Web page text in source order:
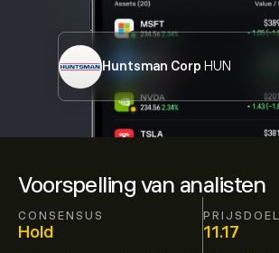
Voorspelling van analisten
CONSENSUS
Hold
PRIJSDOEL
11.17
Huntsman Corp HUN